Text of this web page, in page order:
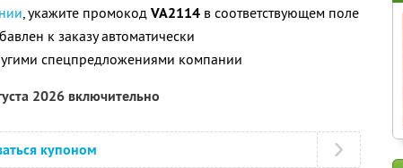
, укажите промокод VA2114 в соответствующем поле
к заказу автоматически
спецпредложениями компании
2026 включительно
купоном